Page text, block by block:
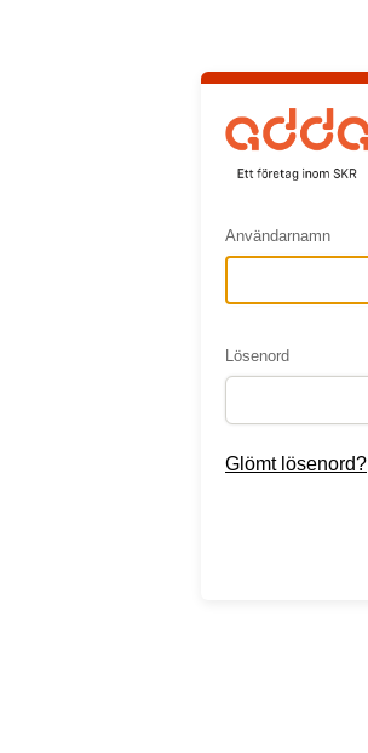
Logga
på
Användarnamn
Lösenord
Glömt lösenord?